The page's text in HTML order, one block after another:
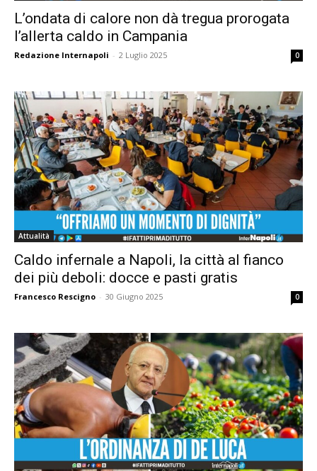
L’ondata di calore non dà tregua prorogata
l’allerta caldo in Campania
Redazione Internapoli - 2 Luglio 2025 0
Attualità
Caldo infernale a Napoli, la città al fianco
dei più deboli: docce e pasti gratis
Francesco Rescigno - 30 Giugno 2025 0